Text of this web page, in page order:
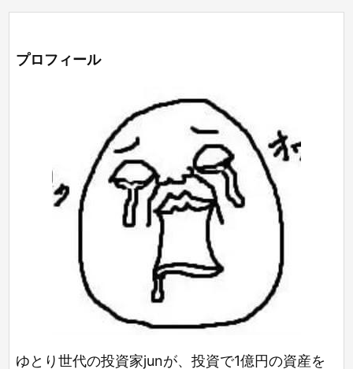
プロフィール
ゆとり世代の投資家junが、投資で1億円の資産を